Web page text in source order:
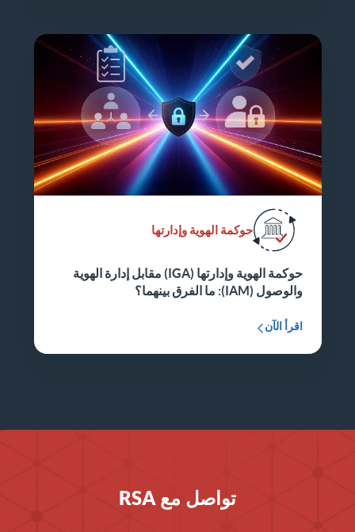
حوكمة الهوية وإدارتها
حوكمة الهوية وإدارتها (IGA) مقابل إدارة الهوية
والوصول (IAM): ما الفرق بينهما؟
اقرأ الآن
تواصل مع RSA